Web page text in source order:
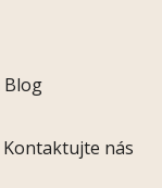
Blog
Kontaktujte nás